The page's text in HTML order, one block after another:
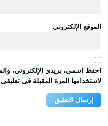
الموقع الإلكتروني
احفظ اسمي، بريدي الإلكتروني،
لاستخدامها المرة المقبلة في تعليقي.